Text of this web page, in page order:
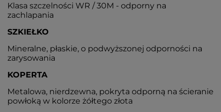
Klasa szczelności WR / 30M - odporny na
zachlapania
SZKIEŁKO
Mineralne, płaskie, o podwyższonej odporności na
zarysowania
KOPERTA
Metalowa, nierdzewna, pokryta odporną na ścieranie
powłoką w kolorze żółtego złota